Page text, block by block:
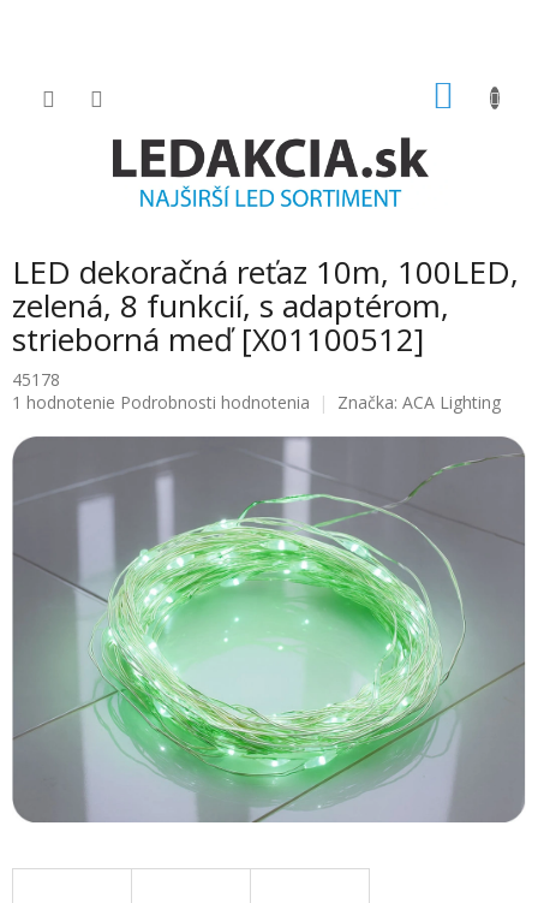
LED dekoračná reťaz 10m, 100LED,
zelená, 8 funkcií, s adaptérom,
strieborná meď [X01100512]
45178
Priemerné
produktu
hviezdičiek.
1 hodnotenie Podrobnosti hodnotenia Značka: ACA Lighting